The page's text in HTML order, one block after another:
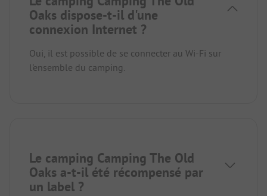
Oaks dispose-t-il d'une
connexion Internet ?
Oui, il est possible de se connecter au Wi-Fi sur
l'ensemble du camping.
Le camping Camping The Old
Oaks a-t-il été récompensé par
un label ?